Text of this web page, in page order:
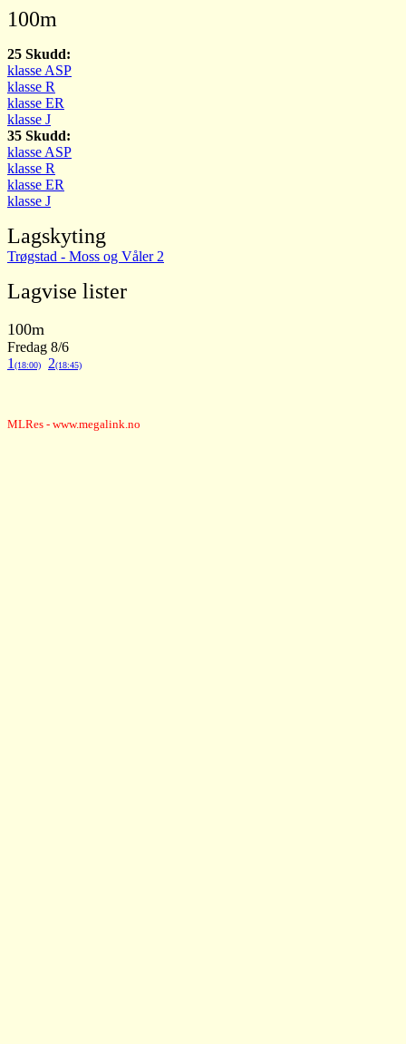
100m
25 Skudd:
klasse ASP
klasse R
klasse ER
klasse J
35 Skudd:
klasse ASP
klasse R
klasse ER
klasse J
Lagskyting
Trøgstad - Moss og Våler 2
Lagvise lister
100m
Fredag 8/6
1 (18:00) 2(18:45)
MLRes - www.megalink.no